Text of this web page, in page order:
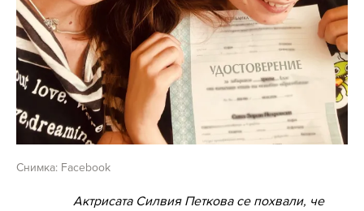
Снимка: Facebook
Актрисата Силвия Петкова се похвали, че